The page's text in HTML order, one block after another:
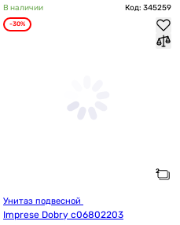
В наличии Код: 345259
-30%
Imprese Dobry c06802203